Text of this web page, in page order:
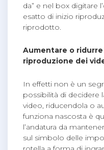
da” e nel box digitare
esatto di inizio
riprodotto.
Aumentare o
riproduzione dei
In effetti non è un
possibilità di decidere
video, riducendola o
funziona nascosta è
l’andatura da
sul simbolo delle